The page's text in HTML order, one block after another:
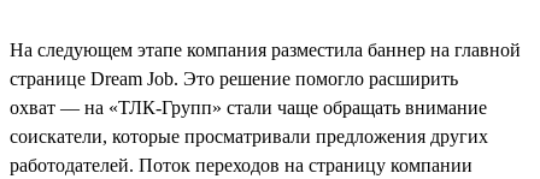
На следующем этапе компания разместила баннер на главной
странице Dream Job. Это решение помогло расширить
охват — на «ТЛК-Групп» стали чаще обращать внимание
соискатели, которые просматривали предложения других
работодателей. Поток переходов на страницу компании